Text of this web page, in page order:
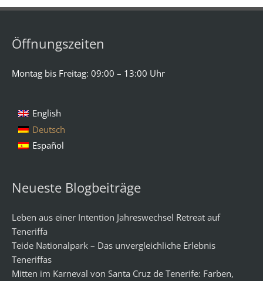
Öffnungszeiten
Montag bis Freitag: 09:00 – 13:00 Uhr
English
Deutsch
Español
Neueste Blogbeiträge
Leben aus einer Intention Jahreswechsel Retreat auf
Teneriffa
Teide Nationalpark – Das unvergleichliche Erlebnis
Teneriffas
Mitten im Karneval von Santa Cruz de Tenerife: Farben,